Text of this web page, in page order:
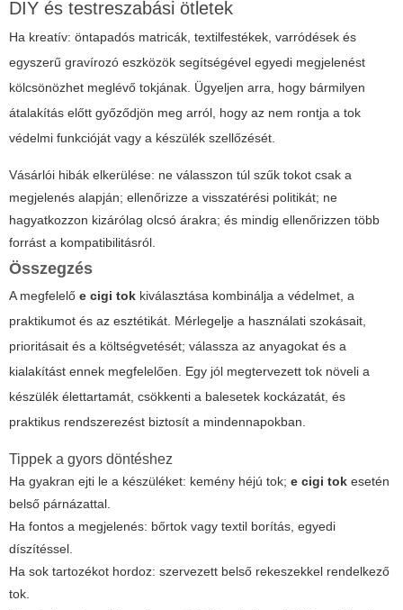
DIY és testreszabási ötletek
Ha kreatív: öntapadós matricák, textilfestékek, varródések és
egyszerű gravírozó eszközök segítségével egyedi megjelenést
kölcsönözhet meglévő tokjának. Ügyeljen arra, hogy bármilyen
átalakítás előtt győződjön meg arról, hogy az nem rontja a tok
védelmi funkcióját vagy a készülék szellőzését.
Vásárlói hibák elkerülése: ne válasszon túl szűk tokot csak a
megjelenés alapján; ellenőrizze a visszatérési politikát; ne
hagyatkozzon kizárólag olcsó árakra; és mindig ellenőrizzen több
forrást a kompatibilitásról.
Összegzés
A megfelelő e cigi tok kiválasztása kombinálja a védelmet, a
praktikumot és az esztétikát. Mérlegelje a használati szokásait,
prioritásait és a költségvetését; válassza az anyagokat és a
kialakítást ennek megfelelően. Egy jól megtervezett tok növeli a
készülék élettartamát, csökkenti a balesetek kockázatát, és
praktikus rendszerezést biztosít a mindennapokban.
Tippek a gyors döntéshez
Ha gyakran ejti le a készüléket: kemény héjú tok; e cigi tok esetén
belső párnázattal.
Ha fontos a megjelenés: bőrtok vagy textil borítás, egyedi
díszítéssel.
Ha sok tartozékot hordoz: szervezett belső rekeszekkel rendelkező
tok.